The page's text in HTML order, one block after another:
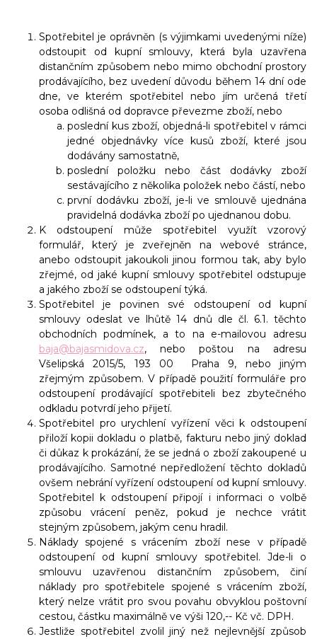
Spotřebitel je oprávněn (s výjimkami uvedenými níže)
odstoupit od kupní smlouvy, která byla uzavřena
distančním způsobem nebo mimo obchodní prostory
prodávajícího, bez uvedení důvodu během 14 dní ode
dne, ve kterém spotřebitel nebo jím určená třetí
osoba odlišná od dopravce převezme zboží, nebo
poslední kus zboží, objedná-li spotřebitel v rámci
jedné objednávky více kusů zboží, které jsou
dodávány samostatně,
poslední položku nebo část dodávky zboží
sestávajícího z několika položek nebo částí, nebo
první dodávku zboží, je-li ve smlouvě ujednána
pravidelná dodávka zboží po ujednanou dobu.
K odstoupení může spotřebitel využít vzorový
formulář, který je zveřejněn na webové stránce,
anebo odstoupit jakoukoli jinou formou tak, aby bylo
zřejmé, od jaké kupní smlouvy spotřebitel odstupuje
a jakého zboží se odstoupení týká.
Spotřebitel je povinen své odstoupení od kupní
smlouvy odeslat ve lhůtě 14 dnů dle čl. 6.1. těchto
obchodních podmínek, a to na e-mailovou adresu
baja@bajasmidova.cz, nebo poštou na adresu
Všelipská 2015/5, 193 00 Praha 9, nebo jiným
zřejmým způsobem. V případě použití formuláře pro
odstoupení prodávající spotřebiteli bez zbytečného
odkladu potvrdí jeho přijetí.
Spotřebitel pro urychlení vyřízení věci k odstoupení
přiloží kopii dokladu o platbě, fakturu nebo jiný doklad
či důkaz k prokázání, že se jedná o zboží zakoupené u
prodávajícího. Samotné nepředložení těchto dokladů
ovšem nebrání vyřízení odstoupení od kupní smlouvy.
Spotřebitel k odstoupení připojí i informaci o volbě
způsobu vrácení peněz, pokud je nechce vrátit
stejným způsobem, jakým cenu hradil.
Náklady spojené s vrácením zboží nese v případě
odstoupení od kupní smlouvy spotřebitel. Jde-li o
smlouvu uzavřenou distančním způsobem, činí
náklady pro spotřebitele spojené s vrácením zboží,
který nelze vrátit pro svou povahu obvyklou poštovní
cestou, částku maximálně ve výši 120,-- Kč vč. DPH.
Jestliže spotřebitel zvolil jiný než nejlevnější způsob